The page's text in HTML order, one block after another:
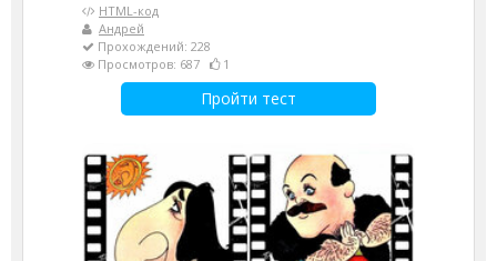
HTML-код
Андрей
Прохождений: 228
Просмотров: 687
1
Пройти тест